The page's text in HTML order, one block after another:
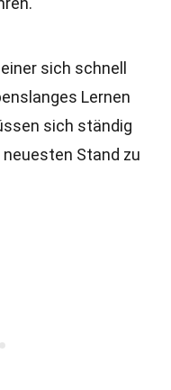
sich schnell
Lernen
sich ständig
Stand zu